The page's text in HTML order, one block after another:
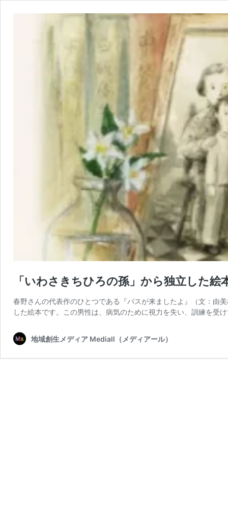
「いわさきちひろの孫」から独立した
春野さんの代表作のひとつである『バスが来ましたよ』（文：
した絵本です。この男性は、病気のために視力を失い、訓練を受
地域創生メディア Mediall（メディアール）